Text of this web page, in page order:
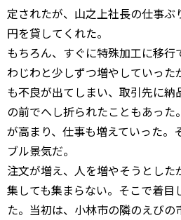
定されたが、山之上社長の仕事
円を貸してくれた。
もちろん、すぐに特殊加工に移行
わじわと少しずつ増やしていった
も不良が出てしまい、取引先に納
の前でへし折られたこともあっ
が高まり、仕事も増えていった。
ブル景気だ。
注文が増え、人を増やそうとし
集しても集まらない。そこで着目
た。当初は、小林市の隣のえびの